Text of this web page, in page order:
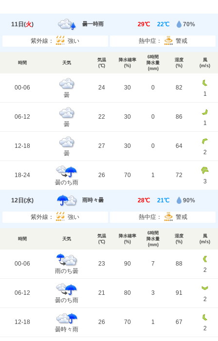
11日(火) 曇一時雨 29℃ 22℃ 70%
紫外線： 強い 熱中症： 警戒
時間 天気
気温
(℃)
降水確率
(%)
6時間
降水量
(mm)
湿度
(%)
風
(m/s)
00-06
曇
24 30 0
82
1
06-12
曇
22 30 0
86
1
12-18
曇
27 30 0
64
2
18-24
曇のち雨
26 70 1
72
3
12日(水) 雨時々曇 28℃ 21℃ 90%
紫外線： 強い 熱中症： 警戒
時間 天気
気温
(℃)
降水確率
(%)
6時間
降水量
(mm)
湿度
(%)
風
(m/s)
00-06
雨のち曇
23 90 7
88
2
06-12
曇のち雨
21 80 3
91
2
12-18
曇時々雨
26 70 1
67
2